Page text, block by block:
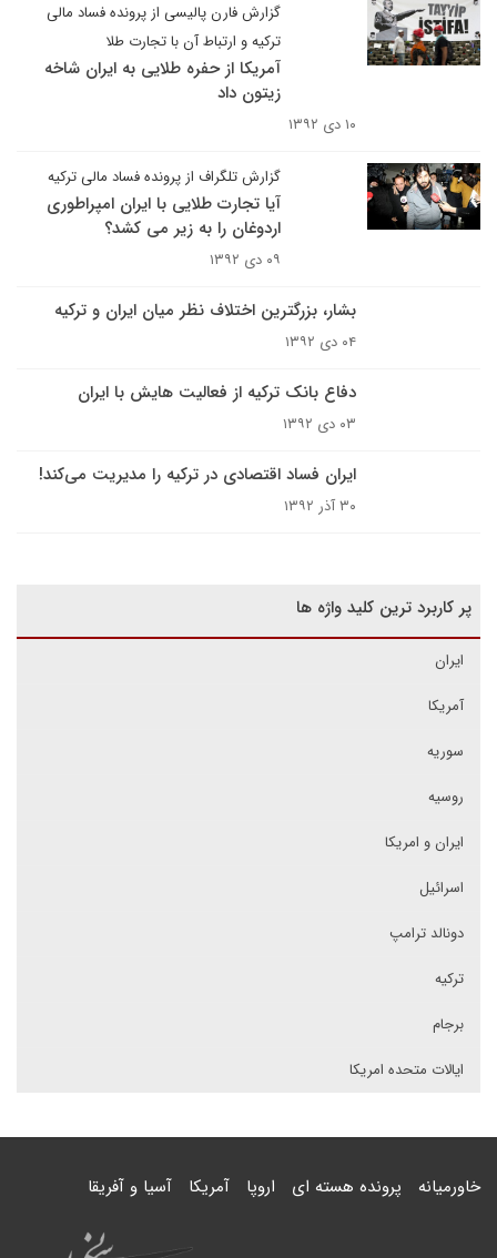
گزارش فارن پالیسی از پرونده فساد مالی
ترکیه و ارتباط آن با تجارت طلا
آمریکا از حفره طلایی به ایران شاخه
زیتون داد
۱۰ دی ۱۳۹۲
گزارش تلگراف از پرونده فساد مالی ترکیه
آیا تجارت طلایی با ایران امپراطوری
اردوغان را به زیر می کشد؟
۰۹ دی ۱۳۹۲
بشار، بزرگترین اختلاف نظر میان ایران و ترکیه
۰۴ دی ۱۳۹۲
دفاع بانک ترکیه از فعالیت هایش با ایران
۰۳ دی ۱۳۹۲
ایران فساد اقتصادی در ترکیه را مدیریت می‌کند!
۳۰ آذر ۱۳۹۲
پر کاربرد ترین کلید واژه ها
ایران
آمریکا
سوریه
روسیه
ایران و امریکا
اسرائیل
دونالد ترامپ
ترکیه
برجام
ایالات متحده امریکا
خاورمیانه پرونده هسته ای اروپا آمریکا آسیا و آفریقا